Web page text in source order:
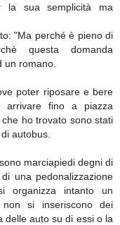
la sua semplicità ma
"Ma perché è pieno di
questa domanda
un romano.
poter riposare e bere
arrivare fino a piazza
ho trovato sono stati
autobus.
marciapiedi degni di
una pedonalizzazione
organizza intanto un
si inseriscono dei
delle auto su di essi o la